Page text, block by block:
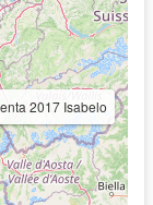
2017 Isabelo